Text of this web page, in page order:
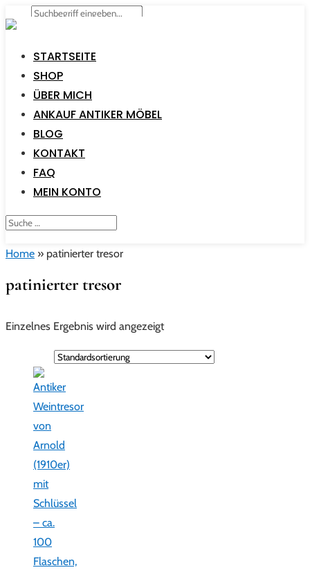
STARTSEITE
SHOP
ÜBER MICH
ANKAUF ANTIKER MÖBEL
BLOG
KONTAKT
FAQ
MEIN KONTO
Home » patinierter tresor
patinierter tresor
Einzelnes Ergebnis wird angezeigt